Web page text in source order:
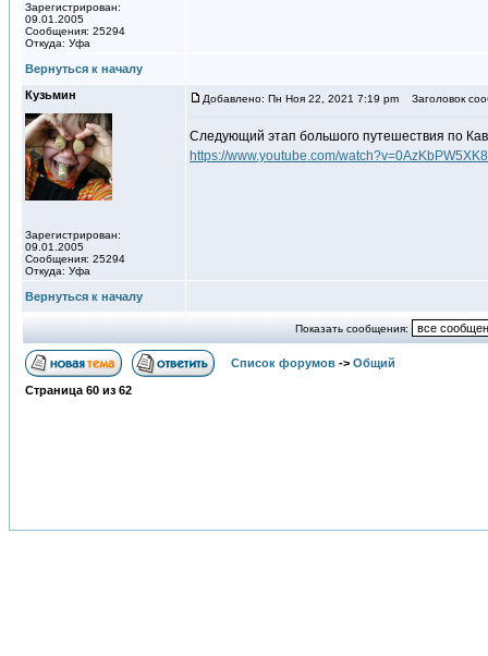
Зарегистрирован:
09.01.2005
Сообщения: 25294
Откуда: Уфа
Вернуться к началу
Кузьмин
Зарегистрирован:
09.01.2005
Сообщения: 25294
Откуда: Уфа
Добавлено: Пн Ноя 22, 2021 7:19 pm Заголовок
Следующий этап большого путешествия по
https://www.youtube.com/watch?v=0AzKbPW5XK8
Вернуться к началу
Показать сообщения:
Список форумов -> Общий
Страница 60 из 62